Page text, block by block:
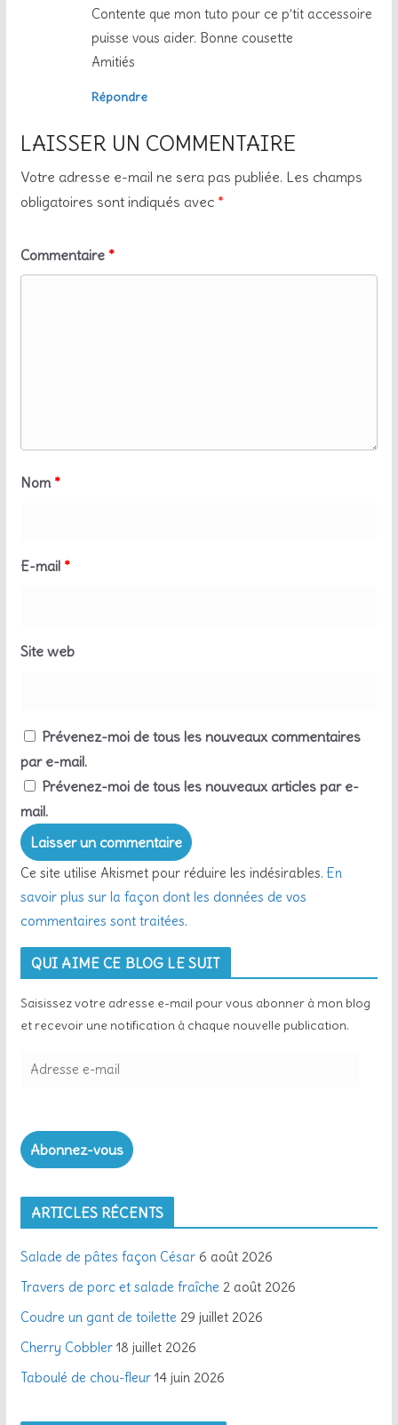
Contente que mon tuto pour ce p’tit accessoire
puisse vous aider. Bonne cousette
Amitiés
Répondre
LAISSER UN COMMENTAIRE
Votre adresse e-mail ne sera pas publiée. Les champs
obligatoires sont indiqués avec *
Commentaire *
Nom *
E-mail *
Site web
Prévenez-moi de tous les nouveaux commentaires
par e-mail.
Prévenez-moi de tous les nouveaux articles par e-
mail.
Ce site utilise Akismet pour réduire les indésirables. En
savoir plus sur la façon dont les données de vos
commentaires sont traitées.
QUI AIME CE BLOG LE SUIT
Saisissez votre adresse e-mail pour vous abonner à mon blog
et recevoir une notification à chaque nouvelle publication.
s
e
m
a
Abonnez-vous
ARTICLES RÉCENTS
Salade de pâtes façon César 6 août 2026
Travers de porc et salade fraîche 2 août 2026
Coudre un gant de toilette 29 juillet 2026
Cherry Cobbler 18 juillet 2026
Taboulé de chou-fleur 14 juin 2026